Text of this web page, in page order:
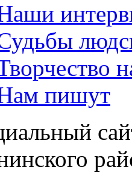
пишут